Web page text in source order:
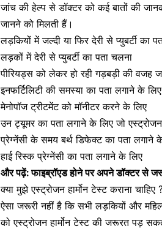
जांच की हेल्प से डॉक्टर को कई बातों की
जानने को मिलती हैं।
लड़कियों में जल्दी या फिर देरी से प्युबर्टी का
लड़कों में देरी से प्युबर्टी का पता चलना
पीरियड्स को लेकर हो रही गड़बड़ी की वजह
इनफर्टिलिटी की समस्या का पता लगाने के
मेनोपॉज ट्रीटमेंटको मॉनीटर करने के लिए
उनट्यूमरका पता लगाने के लिए जो
प्रेग्नेंसी के समय बर्थ डिफेक्ट का पता लगाने
हाई रिस्क प्रेग्नेंसी का पता लगाने के लिए
और पढ़ें:फाइब्रॉएड होने पर अपने डॉक्टर से
क्या मुझे एस्ट्रोजन हार्मोन टेस्ट कराना चाहिए ?
ऐसा जरूरी नहीं है कि सभी लड़कियों और
को एस्ट्रोजन हार्मोन टेस्ट की जरूरत पड़